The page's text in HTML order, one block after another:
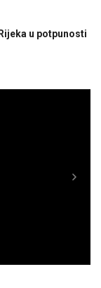
u potpunosti